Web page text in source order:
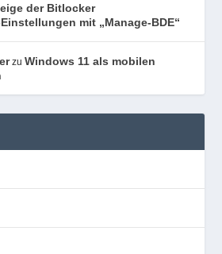
der Bitlocker
mit „Manage-BDE“
zuWindows 11 als mobilen